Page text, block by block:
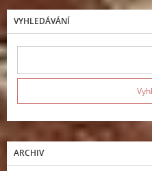
VYHLEDÁVÁNÍ
ARCHIV